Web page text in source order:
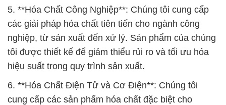
5. **Hóa Chất Công Nghiệp**: Chúng tôi cung cấp
các giải pháp hóa chất tiên tiến cho ngành công
nghiệp, từ sản xuất đến xử lý. Sản phẩm của chúng
tôi được thiết kế để giảm thiểu rủi ro và tối ưu hóa
hiệu suất trong quy trình sản xuất.
6. **Hóa Chất Điện Tử và Cơ Điện**: Chúng tôi
cung cấp các sản phẩm hóa chất đặc biệt cho